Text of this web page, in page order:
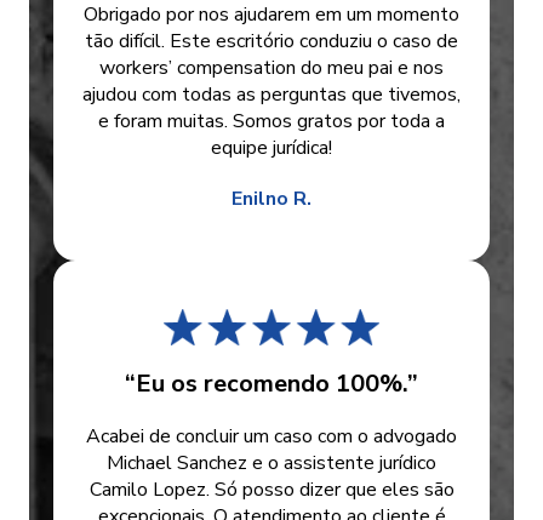
Obrigado por nos ajudarem em um momento
tão difícil. Este escritório conduziu o caso de
workers’ compensation do meu pai e nos
ajudou com todas as perguntas que tivemos,
e foram muitas. Somos gratos por toda a
equipe jurídica!
Enilno R.
“Eu os recomendo 100%.”
Acabei de concluir um caso com o advogado
Michael Sanchez e o assistente jurídico
Camilo Lopez. Só posso dizer que eles são